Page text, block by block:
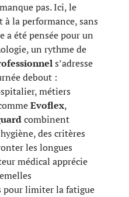
pas. Ici, le
la performance, sans
a été pensée pour un
un rythme de
s’adresse
debout :
métiers
Evoflex,
combinent
des critères
les longues
médical apprécie
pour limiter la fatigue